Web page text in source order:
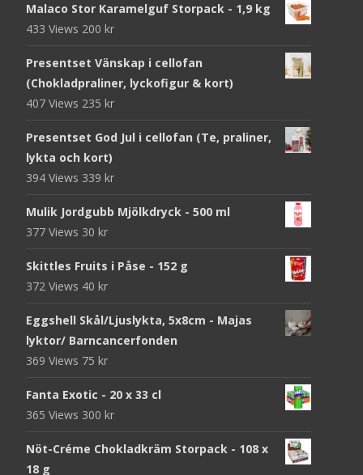
Malaco Stor Karamelguf Storpack - 1,9 kg
433 Views 200 kr
Presentset Vänskap i cellofan
(Chokladpraliner, lyckofigur & kort)
407 Views 235 kr
Presentset God Jul i cellofan (Te, praliner,
lykta och kort)
394 Views 339 kr
Mulik Jordgubb Mjölkdryck - 500 ml
377 Views 30 kr
Skittles Fruits i Påse - 152 g
372 Views 40 kr
Eggshell Skål/Ljuslykta, 5x8cm - Majas
lyktor/ Barncancerfonden
369 Views 75 kr
Fanta Exotic - 20 x 33 cl
365 Views 300 kr
Nöt-Créme Chokladkräm Storpack - 108 x
18 g